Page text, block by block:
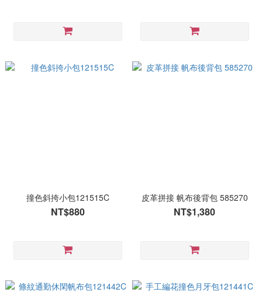
撞色斜挎小包121515C
NT$880
皮革拼接 帆布後背包 585270
NT$1,380